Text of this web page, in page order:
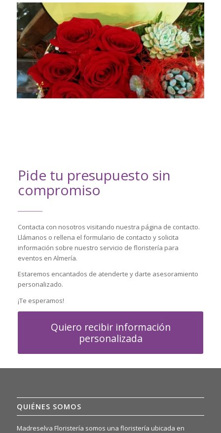
Pide tu presupuesto sin
compromiso
Contacta con nosotros visitando nuestra página de contacto.
Llámanos o rellena el formulario de contacto y solicita
información sobre nuestro servicio de floristería para
eventos en Almería.
Estaremos encantados de atenderte y darte asesoramiento
personalizado.
¡Te esperamos!
Quiero recibir información
personalizada
QUIÉNES SOMOS
Madreselva Floristería somos una floristería ubicada en